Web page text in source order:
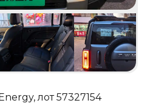
, лот57327154